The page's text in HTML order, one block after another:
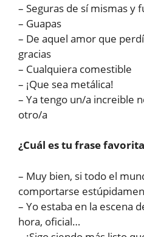
– Seguras de sí mismas y
– Guapas
– De aquel amor que
gracias
– Cualquiera comestible
– ¡Que sea metálica!
– Ya tengo un/a increible
otro/a
¿Cuál es tu frase
– Muy bien, si todo el
comportarse
– Yo estaba en la escena
hora, oficial…